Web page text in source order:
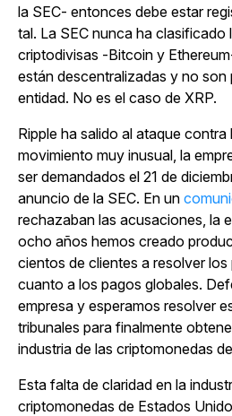
la SEC- entonces debe estar
tal. La SEC nunca ha clasificado
criptodivisas -Bitcoin y
están descentralizadas y no son
entidad. No es el caso de XRP.
Ripple ha salido al ataque
movimiento muy inusual, la
ser demandados el 21 de
anuncio de la SEC. En un
rechazaban las acusaciones, la
ocho años hemos creado
cientos de clientes a resolver
cuanto a los pagos globales.
empresa y esperamos resolver
tribunales para finalmente
industria de las criptomonedas
Esta falta de claridad en la
criptomonedas de Estados